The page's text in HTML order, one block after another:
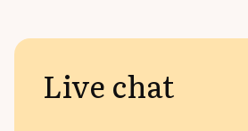
Live chat